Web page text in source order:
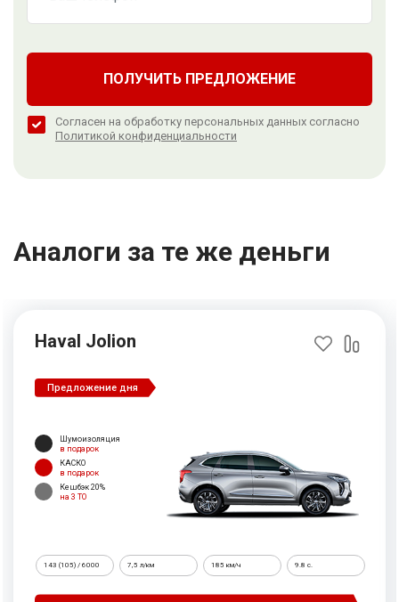
ПОЛУЧИТЬ ПРЕДЛОЖЕНИЕ
Согласен на обработку персональных данных согласно
Политикой конфиденциальности
Аналоги за те же деньги
Haval Jolion
Предложение дня
Шумоизоляция
в подарок
КАСКО
в подарок
Кешбэк 20%
на 3 ТО
143 (105) / 6000 7,5 л/км 185 км/ч 9.8 c.